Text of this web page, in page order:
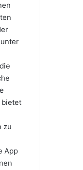
bietet
zu
App